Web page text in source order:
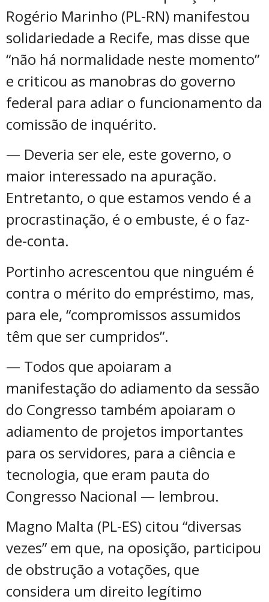
Rogério Marinho (PL-RN) manifestou
solidariedade a Recife, mas disse que
“não há normalidade neste momento”
e criticou as manobras do governo
federal para adiar o funcionamento da
comissão de inquérito.
— Deveria ser ele, este governo, o
maior interessado na apuração.
Entretanto, o que estamos vendo é a
procrastinação, é o embuste, é o faz-
de-conta.
Portinho acrescentou que ninguém é
contra o mérito do empréstimo, mas,
para ele, “compromissos assumidos
têm que ser cumpridos”.
— Todos que apoiaram a
manifestação do adiamento da sessão
do Congresso também apoiaram o
adiamento de projetos importantes
para os servidores, para a ciência e
tecnologia, que eram pauta do
Congresso Nacional — lembrou.
Magno Malta (PL-ES) citou “diversas
vezes” em que, na oposição, participou
de obstrução a votações, que
considera um direito legítimo